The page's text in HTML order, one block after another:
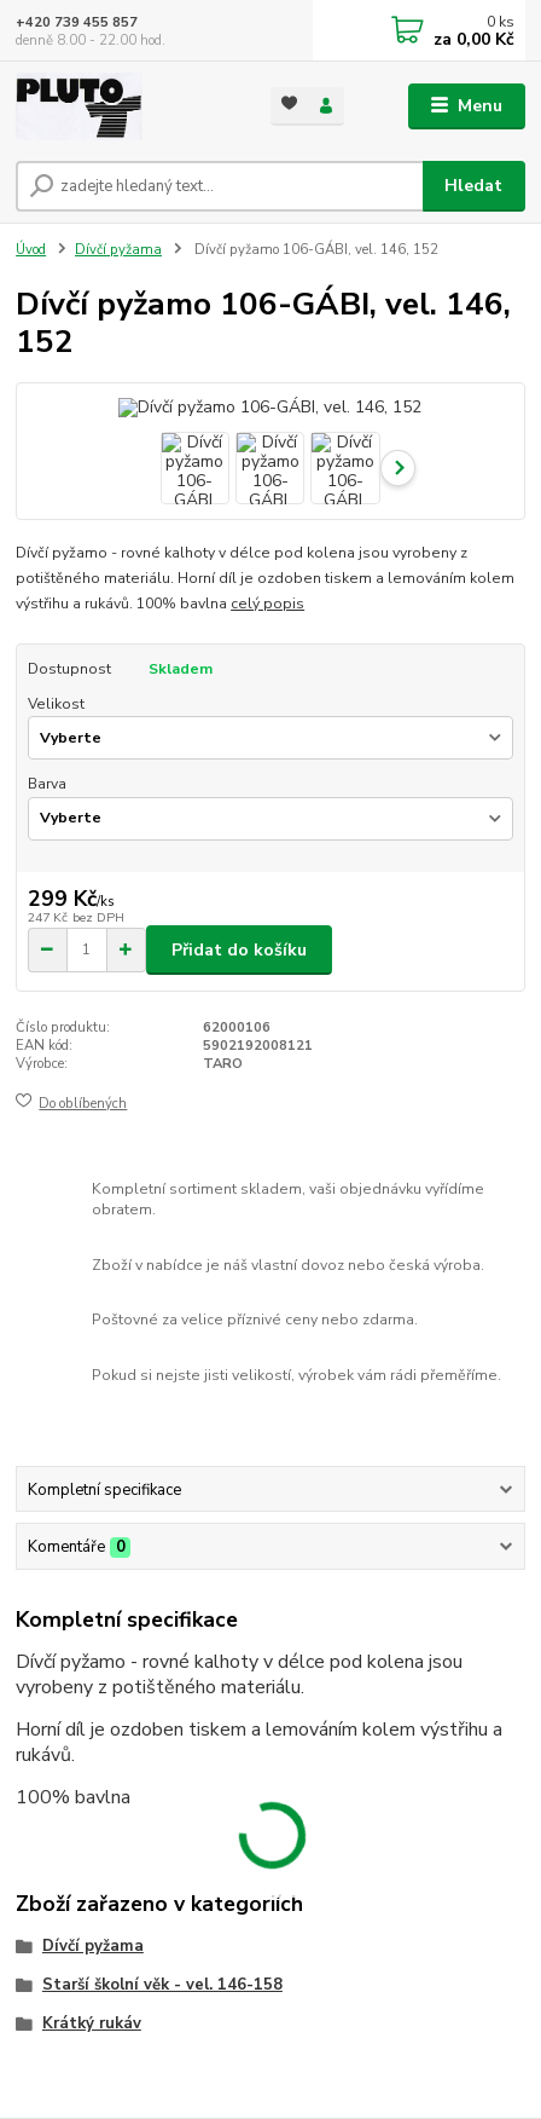
Menu
Hledat
+420 739 455 857
denně 8.00 - 22.00 hod.
0 ks
za 0,00 Kč
Úvod Dívčí pyžama Dívčí pyžamo 106-GÁBI, vel. 146, 152
Dívčí pyžamo 106-GÁBI, vel. 146,
152
Dívčí pyžamo - rovné kalhoty v délce pod kolena jsou vyrobeny z
potištěného materiálu. Horní díl je ozdoben tiskem a lemováním kolem
výstřihu a rukávů. 100% bavlna celý popis
Dostupnost
Skladem
Velikost
Barva
299 Kč/ks
247 Kč bez DPH
Přidat do košíku
Číslo produktu:
62000106
EAN kód:
5902192008121
Výrobce:
TARO
Do oblíbených
Kompletní sortiment skladem, vaši objednávku vyřídíme
obratem.
Zboží v nabídce je náš vlastní dovoz nebo česká výroba.
Poštovné za velice příznivé ceny nebo zdarma.
Pokud si nejste jisti velikostí, výrobek vám rádi přeměříme.
Kompletní specifikace
Komentáře 0
Kompletní specifikace
Dívčí pyžamo - rovné kalhoty v délce pod kolena jsou
vyrobeny z potištěného materiálu.
Horní díl je ozdoben tiskem a lemováním kolem výstřihu a
rukávů.
100% bavlna
Zboží zařazeno v kategoriích
Dívčí pyžama
Starší školní věk - vel. 146-158
Krátký rukáv